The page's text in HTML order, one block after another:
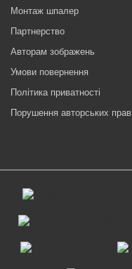
Монтаж шпалер
Партнерство
Авторам зображень
Умови повернення
Політика приватності
Порушення авторських прав